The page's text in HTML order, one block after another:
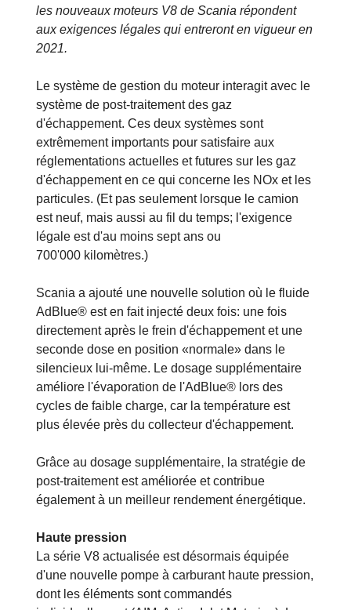
les nouveaux moteurs V8 de Scania répondent
aux exigences légales qui entreront en vigueur en
2021.
Le système de gestion du moteur interagit avec le
système de post-traitement des gaz
d'échappement. Ces deux systèmes sont
extrêmement importants pour satisfaire aux
réglementations actuelles et futures sur les gaz
d'échappement en ce qui concerne les NOx et les
particules. (Et pas seulement lorsque le camion
est neuf, mais aussi au fil du temps; l'exigence
légale est d'au moins sept ans ou
700'000 kilomètres.)
Scania a ajouté une nouvelle solution où le fluide
AdBlue® est en fait injecté deux fois: une fois
directement après le frein d'échappement et une
seconde dose en position «normale» dans le
silencieux lui-même. Le dosage supplémentaire
améliore l'évaporation de l'AdBlue® lors des
cycles de faible charge, car la température est
plus élevée près du collecteur d'échappement.
Grâce au dosage supplémentaire, la stratégie de
post-traitement est améliorée et contribue
également à un meilleur rendement énergétique.
Haute pression
La série V8 actualisée est désormais équipée
d'une nouvelle pompe à carburant haute pression,
dont les éléments sont commandés